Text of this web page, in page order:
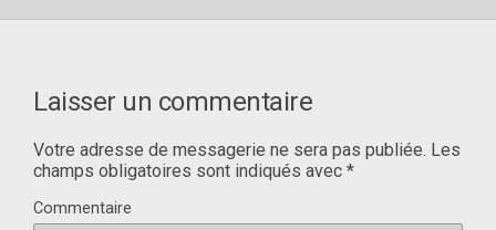
Laisser un commentaire
Votre adresse de messagerie ne sera pas publiée. Les
champs obligatoires sont indiqués avec *
Commentaire